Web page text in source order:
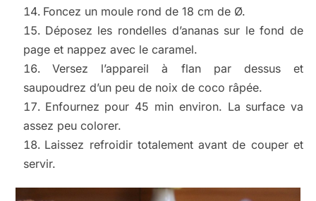
Foncez un moule rond de 18 cm de Ø.
Déposez les rondelles d’ananas sur le fond de
page et nappez avec le caramel.
Versez l’appareil à flan par dessus et
saupoudrez d’un peu de noix de coco râpée.
Enfournez pour 45 min environ. La surface va
assez peu colorer.
Laissez refroidir totalement avant de couper et
servir.